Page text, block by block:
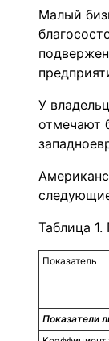
Малый
У
отмечают
Таблица
Показатель
Показатели